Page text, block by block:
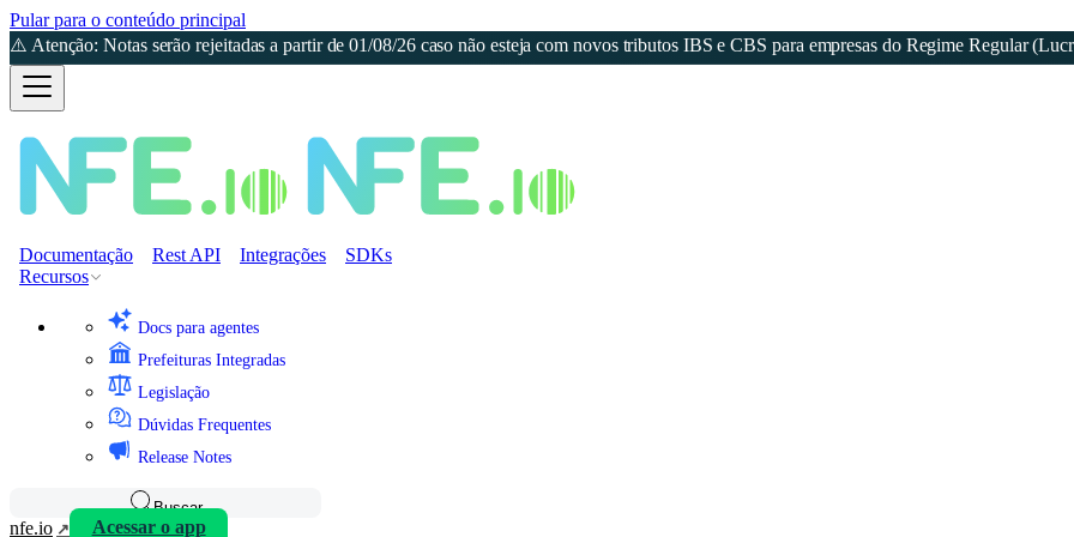
Pular para o conteúdo principal
⚠️ Atenção: Notas serão rejeitadas a partir de 01/08/26 caso não esteja com novos tributos IBS e CBS para empresas do Regime Regular
Documentação Rest API Integrações
SDKs
Recursos
Docs para agentes
Prefeituras Integradas
Legislação
Dúvidas Frequentes
Release Notes
Buscar
nfe.io Acessar o app